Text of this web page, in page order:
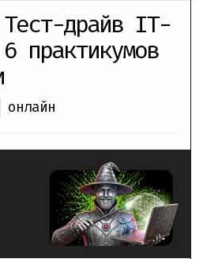
Тест-драйв IT-
практикумов
онлайн